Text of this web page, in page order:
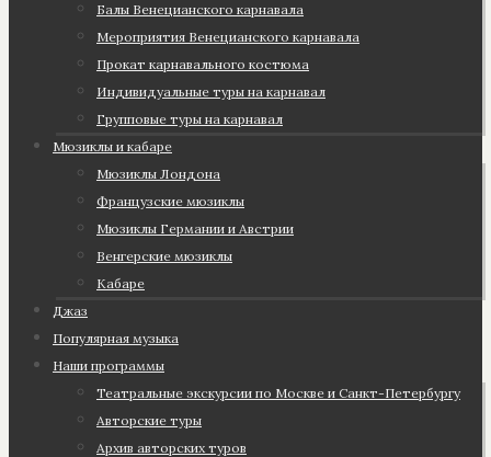
Балы Венецианского карнавала
Мероприятия Венецианского карнавала
Прокат карнавального костюма
Индивидуальные туры на карнавал
Групповые туры на карнавал
Мюзиклы и кабаре
Мюзиклы Лондона
Французские мюзиклы
Мюзиклы Германии и Австрии
Венгерские мюзиклы
Кабаре
Джаз
Популярная музыка
Наши программы
Театральные экскурсии по Москве и Санкт-Петербургу
Авторские туры
Архив авторских туров